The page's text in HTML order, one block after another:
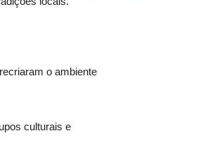
o ambiente
culturais e